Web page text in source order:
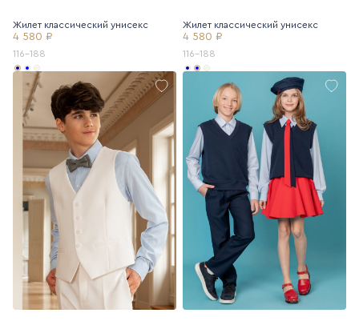
Жилет классический унисекс
4 580 ₽
116-188
Жилет классический унисекс
4 580 ₽
116-188